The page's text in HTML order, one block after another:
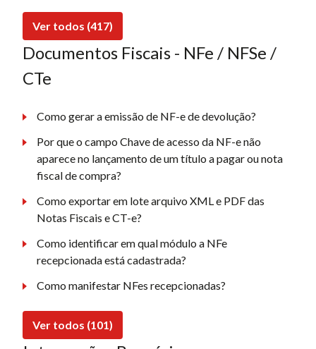
Ver todos (417)
Documentos Fiscais - NFe / NFSe /
CTe
Como gerar a emissão de NF-e de devolução?
Por que o campo Chave de acesso da NF-e não
aparece no lançamento de um título a pagar ou nota
fiscal de compra?
Como exportar em lote arquivo XML e PDF das
Notas Fiscais e CT-e?
Como identificar em qual módulo a NFe
recepcionada está cadastrada?
Como manifestar NFes recepcionadas?
Ver todos (101)